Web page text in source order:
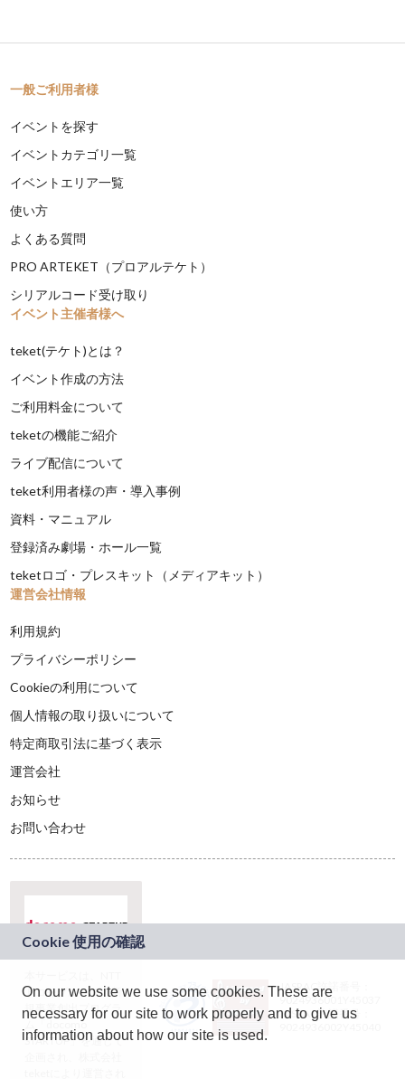
一般ご利用者様
イベントを探す
イベントカテゴリ一覧
イベントエリア一覧
使い方
よくある質問
PRO ARTEKET（プロアルテケト）
シリアルコード受け取り
イベント主催者様へ
teket(テケト)とは？
イベント作成の方法
ご利用料金について
teketの機能ご紹介
ライブ配信について
teket利用者様の声・導入事例
資料・マニュアル
登録済み劇場・ホール一覧
teketロゴ・プレスキット（メディアキット）
運営会社情報
利用規約
プライバシーポリシー
Cookieの利用について
個人情報の取り扱いについて
特定商取引法に基づく表示
運営会社
お知らせ
お問い合わせ
ドコモグループの新
規事業創出プログラ
ム「docomo
STARTUP」を通じて
JASRAC許諾番号：
9024936001Y45037
JASRAC許諾番号：
On our website we use some cookies. These are
necessary for our site to work properly and to give us
information about how our site is used.